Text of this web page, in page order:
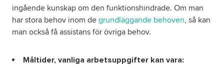
ingående kunskap om den funktionshindrade. Om man
har stora behov inom de grundläggande behoven, så kan
man också få assistans för övriga behov.
Måltider, vanliga arbetsuppgifter kan vara: